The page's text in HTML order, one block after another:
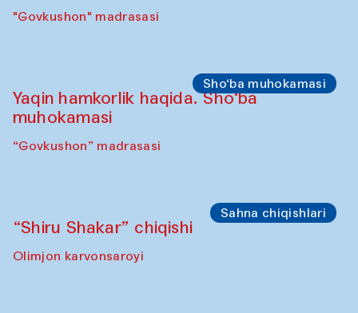
"Govkushon" madrasasi
Sho‘ba muhokamasi
Yaqin hamkorlik haqida. Sho‘ba
muhokamasi
“Govkushon” madrasasi
Sahna chiqishlari
“Shiru Shakar” chiqishi
Olimjon karvonsaroyi